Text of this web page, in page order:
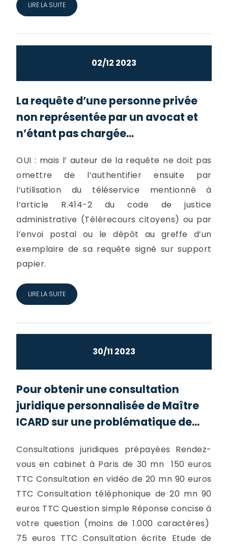
LIRE LA SUITE
02/12 2023
La requête d’une personne privée
non représentée par un avocat et
n’étant pas chargée...
OUI : mais l’ auteur de la requête ne doit pas
omettre de l’authentifier ensuite par
l’utilisation du téléservice mentionné à
l’article R.414-2 du code de justice
administrative (Télérecours citoyens) ou par
l’envoi postal ou le dépôt au greffe d’un
exemplaire de sa requête signé sur support
papier.
LIRE LA SUITE
30/11 2023
Pour obtenir une consultation
juridique personnalisée de Maître
ICARD sur une problématique de...
Consultations juridiques prépayées Rendez-
vous en cabinet à Paris de 30 mn 150 euros
TTC Consultation en vidéo de 20 mn 90 euros
TTC Consultation téléphonique de 20 mn 90
euros TTC Question simple Réponse concise à
votre question (moins de 1.000 caractères)
75 euros TTC Consultation écrite Etude de